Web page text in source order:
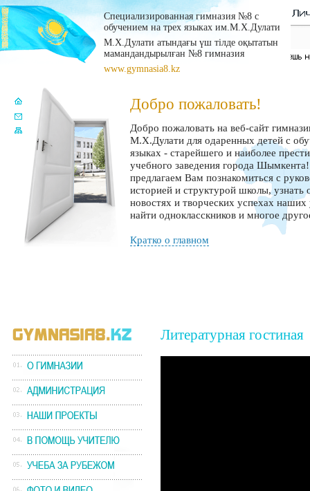
Специализированная гимназия №8 с
обучением на трех языках им.М.Х.Дулати
М.Х.Дулати атындағы үш тілде оқытатын
мамандандырылған №8 гимназия
www.gymnasia8.kz
Добро пожаловать!
Добро пожаловать на веб-сайт
М.Х.Дулати для одаренных детей с
языках - старейшего и наиболее
учебного заведения города
предлагаем Вам познакомиться с
историей и структурой школы, узнать
новостях и творческих успехах наших
найти однокласскников и многое
Кратко о главном
Литературная гостиная